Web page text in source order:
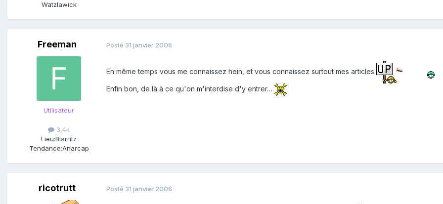
Watzlawick
Freeman
Utilisateur
3,4k
Lieu:Biarritz
Tendance:Anarcap
Posté 31 janvier 2006
En même temps vous me connaissez hein, et vous connaissez surtout mes articles
Enfin bon, de là à ce qu'on m'interdise d'y entrer…
ricotrutt Posté 31 janvier 2006